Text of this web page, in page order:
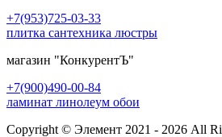
+7(953)725-03-33
плитка сантехника люстры
магазин "КонкурентЪ"
+7(900)490-00-84
ламинат линолеум обои
Copyright © Элемент 2021 - 2026 All